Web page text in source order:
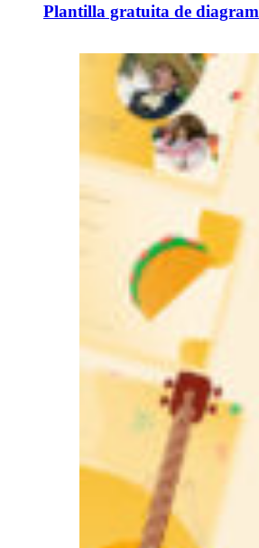
Plantilla gratuita de